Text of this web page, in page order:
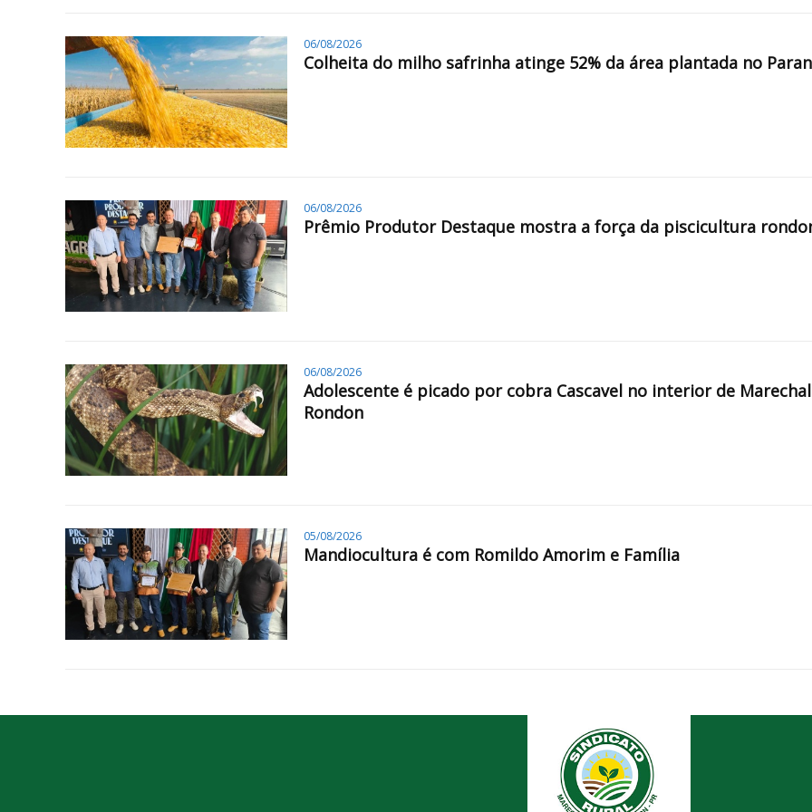
06/08/2026
Colheita do milho safrinha atinge 52% da área plantada no
06/08/2026
Prêmio Produtor Destaque mostra a força da piscicultura
06/08/2026
Adolescente é picado por cobra Cascavel no interior de Marechal
Rondon
05/08/2026
Mandiocultura é com Romildo Amorim e Família